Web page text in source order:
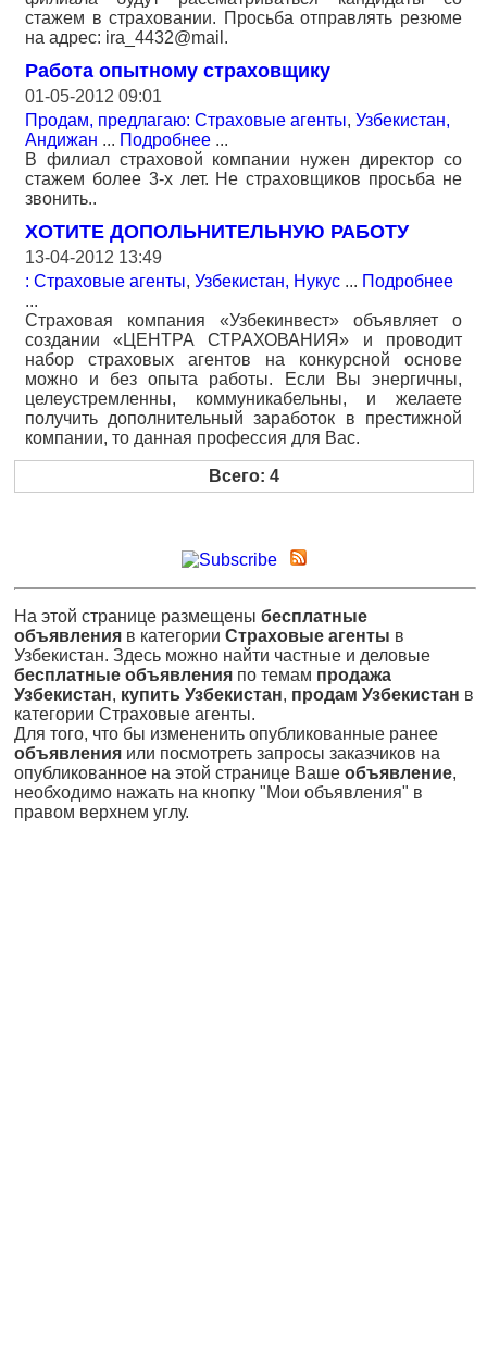
стажем в страховании. Просьба отправлять резюме
на адрес: ira_4432@mail.
Работа опытному страховщику
01-05-2012 09:01
Продам, предлагаю: Страховые агенты, Узбекистан,
Андижан ... Подробнее ...
В филиал страховой компании нужен директор со
стажем более 3-х лет. Не страховщиков просьба не
звонить..
ХОТИТЕ ДОПОЛЬНИТЕЛЬНУЮ РАБОТУ
13-04-2012 13:49
: Страховые агенты, Узбекистан, Нукус ... Подробнее
...
Страховая компания «Узбекинвест» объявляет о
создании «ЦЕНТРА СТРАХОВАНИЯ» и проводит
набор страховых агентов на конкурсной основе
можно и без опыта работы. Если Вы энергичны,
целеустремленны, коммуникабельны, и желаете
получить дополнительный заработок в престижной
компании, то данная профессия для Вас.
Всего: 4
На этой странице размещены бесплатные
объявления в категории Страховые агенты в
Узбекистан. Здесь можно найти частные и деловые
бесплатные объявления по темам продажа
Узбекистан, купить Узбекистан, продам Узбекистан в
категории Страховые агенты.
Для того, что бы измененить опубликованные ранее
объявления или посмотреть запросы заказчиков на
опубликованное на этой странице Ваше объявление,
необходимо нажать на кнопку "Мои объявления" в
правом верхнем углу.